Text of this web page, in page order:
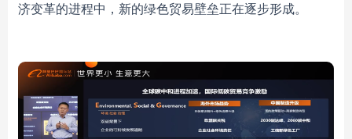
济变革的进程中，新的绿色贸易壁垒正在逐步形成。